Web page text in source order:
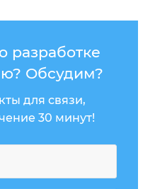
разработке
Обсудим?
для связи,
30 минут!